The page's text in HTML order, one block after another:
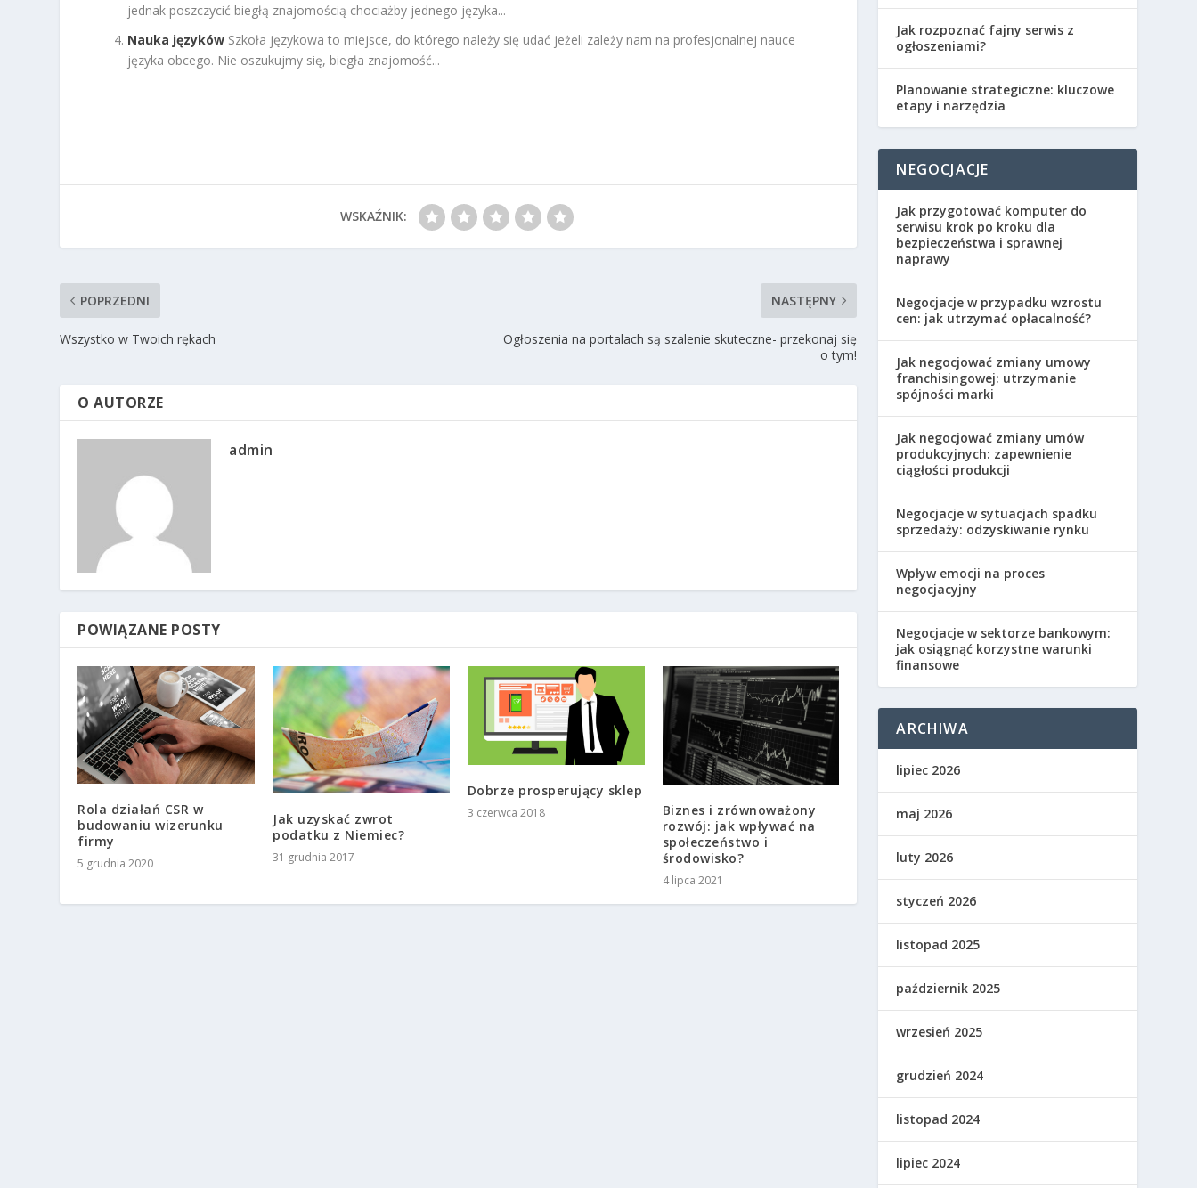
jednak poszczycić biegłą znajomością chociażby jednego języka...
Nauka języków Szkoła językowa to miejsce, do którego należy się udać jeżeli zależy nam na profesjonalnej nauce
języka obcego. Nie oszukujmy się, biegła znajomość...
WSKAŹNIK:
POPRZEDNI
Wszystko w Twoich rękach
NASTĘPNY
Ogłoszenia na portalach są szalenie skuteczne- przekonaj się
o tym!
O AUTORZE
admin
POWIĄZANE POSTY
Rola działań CSR w
budowaniu wizerunku
firmy
5 grudnia 2020
Jak uzyskać zwrot
podatku z Niemiec?
31 grudnia 2017
Dobrze prosperujący sklep
3 czerwca 2018
Biznes i zrównoważony
rozwój: jak wpływać na
społeczeństwo i
środowisko?
4 lipca 2021
Jak rozpoznać fajny serwis z
ogłoszeniami?
Planowanie strategiczne: kluczowe
etapy i narzędzia
NEGOCJACJE
Jak przygotować komputer do
serwisu krok po kroku dla
bezpieczeństwa i sprawnej
naprawy
Negocjacje w przypadku wzrostu
cen: jak utrzymać opłacalność?
Jak negocjować zmiany umowy
franchisingowej: utrzymanie
spójności marki
Jak negocjować zmiany umów
produkcyjnych: zapewnienie
ciągłości produkcji
Negocjacje w sytuacjach spadku
sprzedaży: odzyskiwanie rynku
Wpływ emocji na proces
negocjacyjny
Negocjacje w sektorze bankowym:
jak osiągnąć korzystne warunki
finansowe
ARCHIWA
lipiec 2026
maj 2026
luty 2026
styczeń 2026
listopad 2025
październik 2025
wrzesień 2025
grudzień 2024
listopad 2024
lipiec 2024